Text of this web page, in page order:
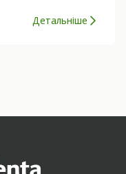
Детальніше